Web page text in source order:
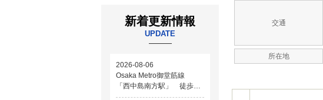
交通
所在地
新着更新情報
UPDATE